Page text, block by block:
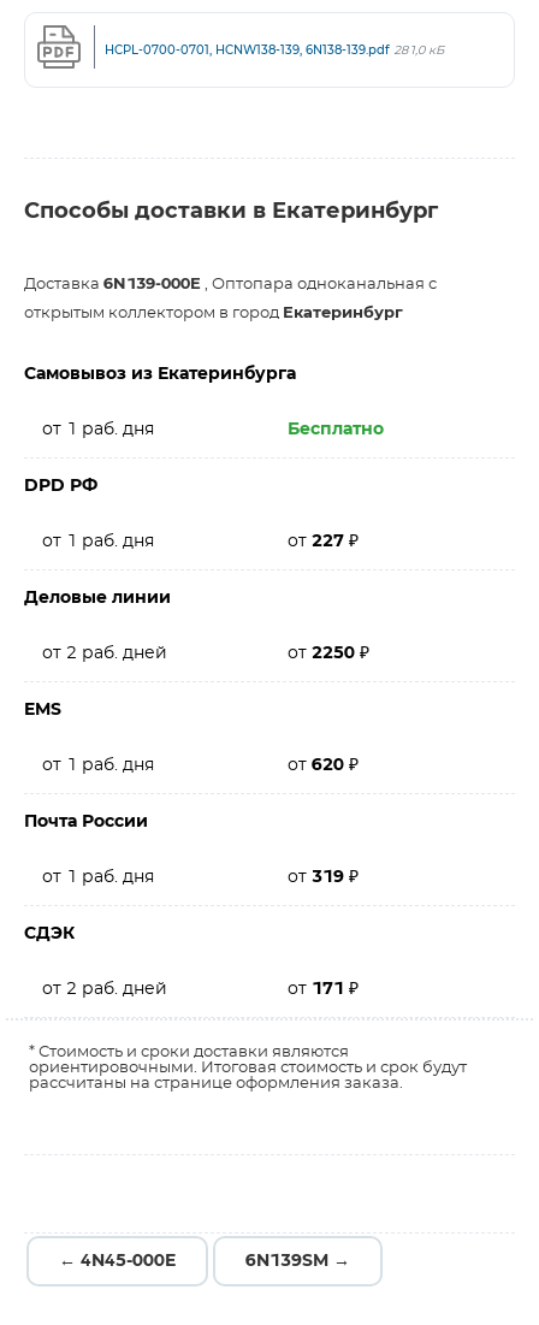
HCPL-0700-0701, HCNW138-139, 6N138-139.pdf 281,0 кБ
Способы доставки в Екатеринбург
Доставка 6N139-000E , Оптопара одноканальная с
открытым коллектором в город Екатеринбург
Самовывоз из Екатеринбурга
от 1 раб. дня Бесплатно
DPD РФ
от 1 раб. дня от 227 ₽
Деловые линии
от 2 раб. дней от 2250 ₽
EMS
от 1 раб. дня от 620 ₽
Почта России
от 1 раб. дня от 319 ₽
СДЭК
от 2 раб. дней от 171 ₽
* Стоимость и сроки доставки являются
ориентировочными. Итоговая стоимость и срок будут
рассчитаны на странице оформления заказа.
← 4N45-000E 6N139SM →